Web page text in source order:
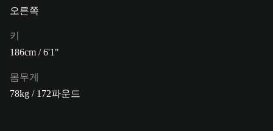
오른쪽
키
186cm / 6'1"
몸무게
78kg / 172파운드